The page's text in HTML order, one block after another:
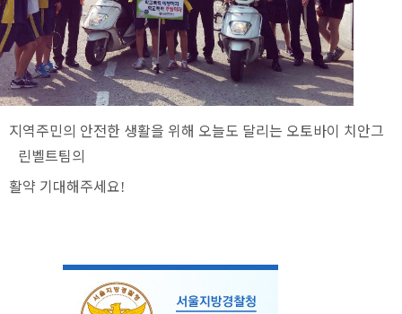
주민의 안전한 생활을 위해 오늘도 달리는 오토바이 치안그
린벨트팀의
기대해주세요!